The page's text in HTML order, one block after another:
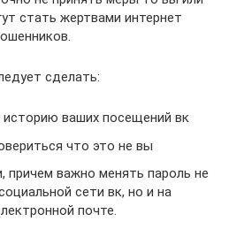
стать жертвами интернет
сделать:
ваших посещений вк
что это не вы
причем важно менять пароль не
сети вк, но и на
почте.